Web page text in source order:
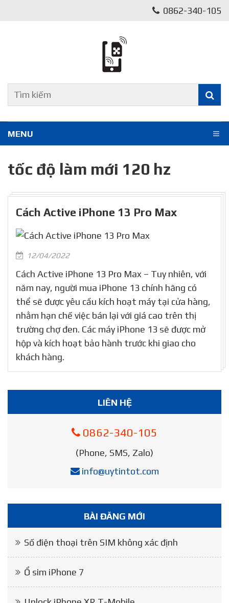
0862-340-105
MENU
tốc độ làm mới 120 hz
Cách Active iPhone 13 Pro Max
12/04/2022
Cách Active iPhone 13 Pro Max – Tuy nhiên, với
năm nay, người mua iPhone 13 chính hãng có
thể sẽ được yêu cầu kích hoạt máy tại cửa hàng,
nhằm hạn chế việc bán lại với giá cao trên thị
trường chợ đen. Các máy iPhone 13 sẽ được mở
hộp và kích hoạt bảo hành trước khi giao cho
khách hàng.
LIÊN HỆ
0862-340-105
(Phone, SMS, Zalo)
info@uytintot.com
BÀI ĐĂNG MỚI
Số điện thoại trên SIM không xác định
Ổ sim iPhone 7